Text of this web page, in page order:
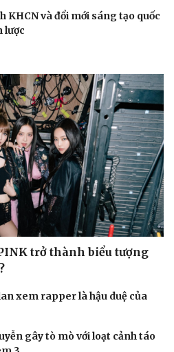
KHCN và đổi mới sáng tạo quốc
lược
trở thành biểu tượng
xem rapper là hậu duệ của
gây tò mò với loạt cảnh táo